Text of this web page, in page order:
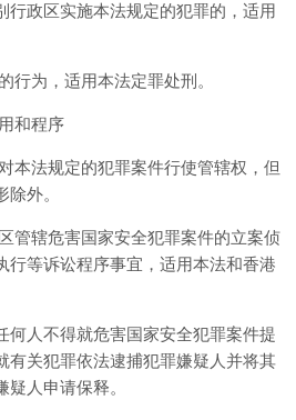
行政区实施本法规定的犯罪的，适用
行为，适用本法定罪处刑。
和程序
本法规定的犯罪案件行使管辖权，但
外。
管辖危害国家安全犯罪案件的立案侦
行等诉讼程序事宜，适用本法和香港
何人不得就危害国家安全犯罪案件提
有关犯罪依法逮捕犯罪嫌疑人并将其
人申请保释。